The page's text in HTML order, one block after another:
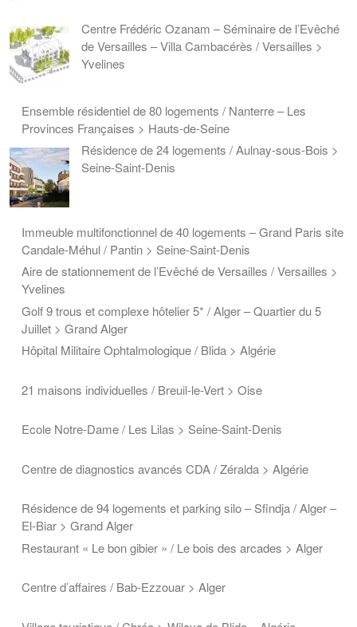
Centre Frédéric Ozanam – Séminaire de l’Evêché
de Versailles – Villa Cambacérès / Versailles >
Yvelines
Ensemble résidentiel de 80 logements / Nanterre – Les
Provinces Françaises > Hauts-de-Seine
Résidence de 24 logements / Aulnay-sous-Bois >
Seine-Saint-Denis
Immeuble multifonctionnel de 40 logements – Grand Paris site
Candale-Méhul / Pantin > Seine-Saint-Denis
Aire de stationnement de l’Evêché de Versailles / Versailles >
Yvelines
Golf 9 trous et complexe hôtelier 5* / Alger – Quartier du 5
Juillet > Grand Alger
Hôpital Militaire Ophtalmologique / Blida > Algérie
21 maisons individuelles / Breuil-le-Vert > Oise
Ecole Notre-Dame / Les Lilas > Seine-Saint-Denis
Centre de diagnostics avancés CDA / Zéralda > Algérie
Résidence de 94 logements et parking silo – Sfindja / Alger –
El-Biar > Grand Alger
Restaurant « Le bon gibier » / Le bois des arcades > Alger
Centre d’affaires / Bab-Ezzouar > Alger